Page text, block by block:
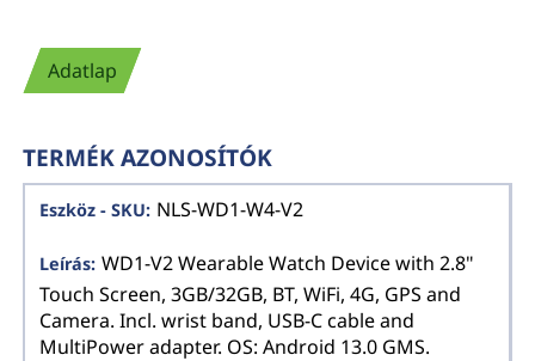
Adatlap
TERMÉK AZONOSÍTÓK
NLS-WD1-W4-V2
WD1-V2 Wearable Watch Device with 2.8"
Touch Screen, 3GB/32GB, BT, WiFi, 4G, GPS and
Camera. Incl. wrist band, USB-C cable and
MultiPower adapter. OS: Android 13.0 GMS.